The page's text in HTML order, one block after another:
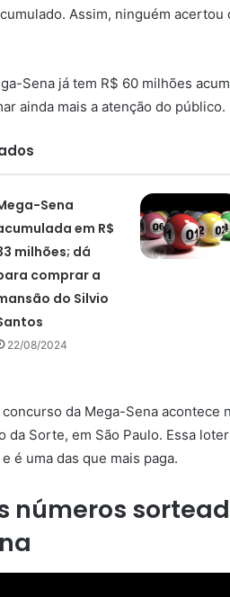
Assim, ninguém acertou
Sena já tem R$ 60 milhões
ainda mais a atenção do público.
Sena
em R$
milhões; dá
comprar a
do Silvio
22/08/2024
da Mega-Sena acontece
da Sorte, em São Paulo. Essa
é uma das que mais paga.
números